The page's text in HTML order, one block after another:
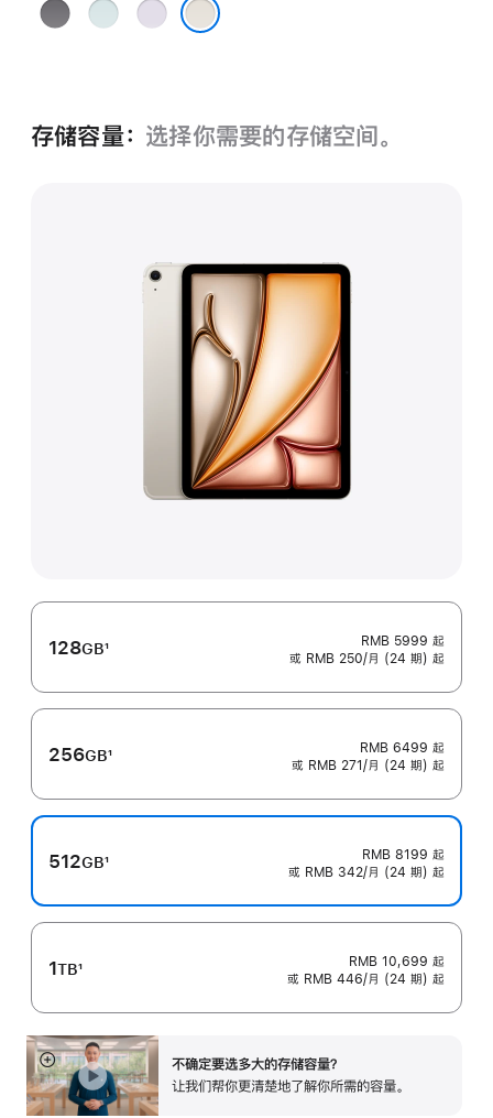
深
蓝
紫
存储容量： 选择你需要的存储空间。
128GB
注
1
RMB 5999 起
或 RMB 250/月 (24 期) 起
256GB
注
1
RMB 6499 起
或 RMB 271/月 (24 期) 起
512GB
注
1
RMB 8199 起
或 RMB 342/月 (24 期) 起
1TB
注
1
RMB 10,699 起
或 RMB 446/月 (24 期) 起
不确定要选多大的存储容⁠量？
让我们帮你更清楚地了解你所需的容量。
展
开